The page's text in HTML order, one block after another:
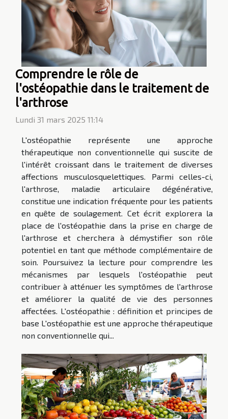
Comprendre le rôle de
l'ostéopathie dans le traitement de
l'arthrose
Lundi 31 mars 2025 11:14
L'ostéopathie représente une approche
thérapeutique non conventionnelle qui suscite de
l'intérêt croissant dans le traitement de diverses
affections musculosquelettiques. Parmi celles-ci,
l'arthrose, maladie articulaire dégénérative,
constitue une indication fréquente pour les patients
en quête de soulagement. Cet écrit explorera la
place de l'ostéopathie dans la prise en charge de
l'arthrose et cherchera à démystifier son rôle
potentiel en tant que méthode complémentaire de
soin. Poursuivez la lecture pour comprendre les
mécanismes par lesquels l'ostéopathie peut
contribuer à atténuer les symptômes de l'arthrose
et améliorer la qualité de vie des personnes
affectées. L'ostéopathie : définition et principes de
base L'ostéopathie est une approche thérapeutique
non conventionnelle qui...